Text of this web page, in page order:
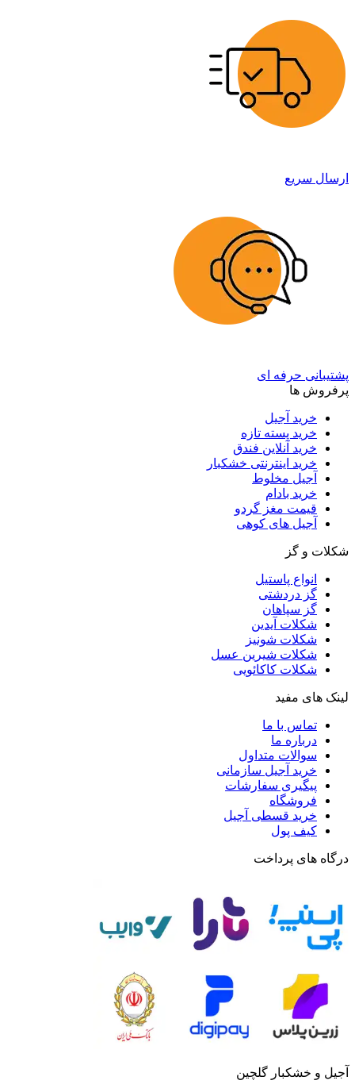
ارسال سریع
پشتیبانی حرفه ای
پرفروش ها
خرید آجیل
خرید پسته تازه
خرید آنلاین فندق
خرید اینترنتی خشکبار
آجیل مخلوط
خرید بادام
قیمت مغز گردو
آجیل های کوهی
شکلات و گز
انواع پاستیل
گز دردشتی
گز سپاهان
شکلات آیدین
شکلات شونیز
شکلات شیرین عسل
شکلات کاکائویی
لینک های مفید
تماس با ما
درباره ما
سوالات متداول
خرید آجیل سازمانی
پیگیری سفارشات
فروشگاه
خرید قسطی آجیل
کیف پول
درگاه های پرداخت
آجیل و خشکبار گلچین